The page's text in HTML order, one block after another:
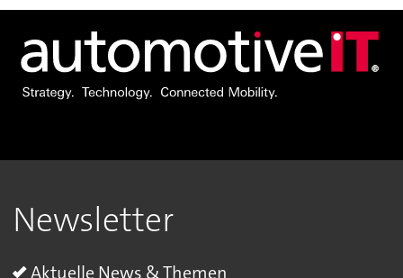
Newsletter
Aktuelle News & Themen